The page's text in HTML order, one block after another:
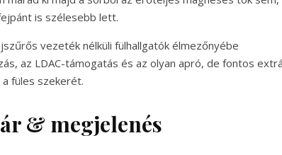
is szélesebb lett.
vezeték nélküli fülhallgatók élmezőnyébe
az LDAC-támogatás és az olyan apró, de fontos
füles szekerét.
& megjelenés